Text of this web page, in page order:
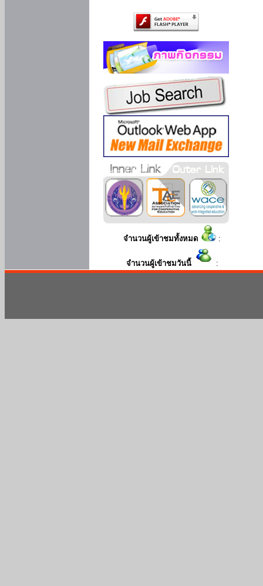
จำนวนผู้เข้าชมทั้งหมด :
จำนวนผู้เข้าชมวันนี้ :